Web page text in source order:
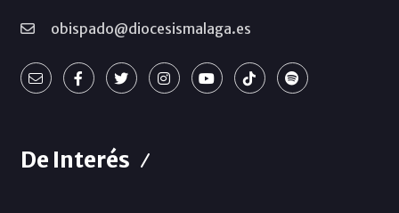
obispado@diocesismalaga.es
De Interés